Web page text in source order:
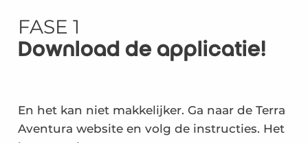
FASE 1
Download de applicatie!
En het kan niet makkelijker. Ga naar de Terra
Aventura website en volg de instructies. Het